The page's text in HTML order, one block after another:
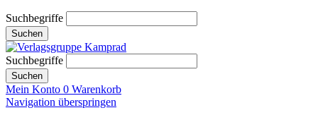
Suchbegriffe
Suchen
Suchbegriffe
Suchen
Mein Konto 0 Warenkorb
Navigation überspringen